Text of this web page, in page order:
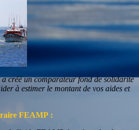
créé un comparateur fond de solidarité
à estimer le montant de vos aides et
FEAMP :